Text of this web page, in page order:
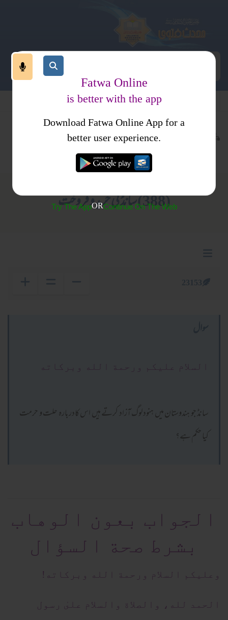
مالی معاملات
کتب فتاوی
مجموعہ فتاویٰ عبداللہ غازی پوری
(388) سانڈ کی خرید و فروخت
السلام عليكم ورحمة الله وبركاته
سانڈ جو ہندوستان میں ہنودلوگ آزاد کرتے ہیں اس کادربارہ حلت و حرمت
کیا حکم ہے؟
الجواب بعون الوهاب
بشرط صحة السؤال
وعلیکم السلام ورحمة الله وبرکاته!
الحمد لله، والصلاة والسلام علىٰ رسول
Fatwa Online
is better with the app
Download Fatwa Online App for a
better user experience.
Try The AppORContinue On The Web